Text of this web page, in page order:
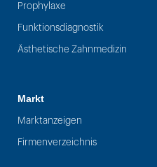
Prophylaxe
Funktionsdiagnostik
Ästhetische Zahnmedizin
Markt
Marktanzeigen
Firmenverzeichnis